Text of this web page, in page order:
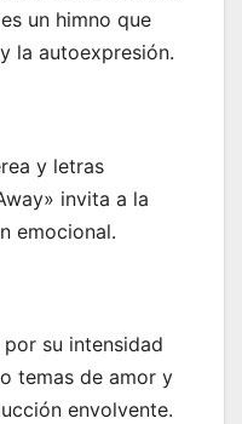
un himno que
la autoexpresión.
y letras
invita a la
emocional.
su intensidad
temas de amor y
envolvente.